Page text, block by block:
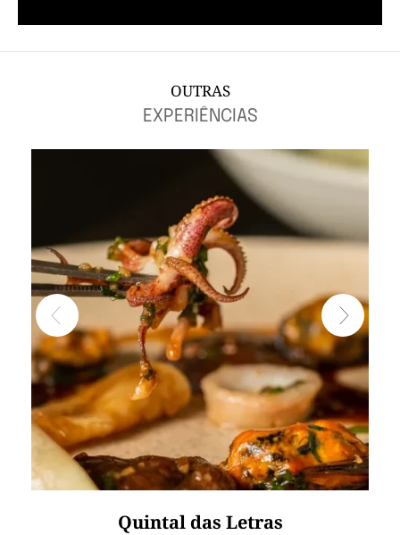
OUTRAS
EXPERIÊNCIAS
Quintal das Letras